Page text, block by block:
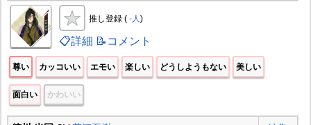
推し登録 ( -人 )
📋詳細 📝コメント
尊い カッコいい エモい 楽しい どうしようもない 美しい
面白い かわいい